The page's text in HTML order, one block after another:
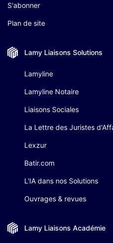
S'abonner
Plan de site
Lamy Liaisons Solutions
Lamyline
Lamyline Notaire
Liaisons Sociales
La Lettre des Juristes
Lexzur
Batir.com
L'IA dans nos Solutions
Ouvrages & revues
Lamy Liaisons Académie